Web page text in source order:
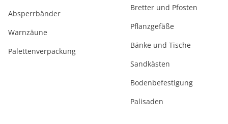
Absperrbänder
Warnzäune
Palettenverpackung
Bretter und Pfosten
Pflanzgefäße
Bänke und Tische
Sandkästen
Bodenbefestigung
Palisaden